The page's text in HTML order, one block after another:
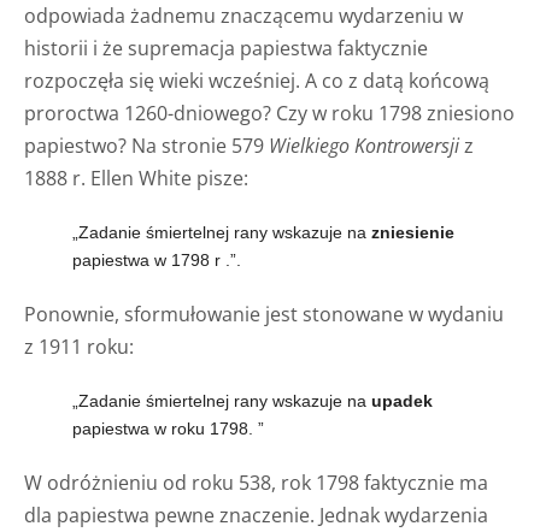
odpowiada żadnemu znaczącemu wydarzeniu w
historii i że supremacja papiestwa faktycznie
rozpoczęła się wieki wcześniej. A co z datą końcową
proroctwa 1260-dniowego? Czy w roku 1798 zniesiono
papiestwo? Na stronie 579 Wielkiego Kontrowersjiz
1888 r. Ellen White pisze:
„Zadanie śmiertelnej rany wskazuje na zniesienie
papiestwa w 1798 r .”.
Ponownie, sformułowanie jest stonowane w wydaniu
z 1911 roku:
„Zadanie śmiertelnej rany wskazuje na upadek
papiestwa w roku 1798. ”
W odróżnieniu od roku 538, rok 1798 faktycznie ma
dla papiestwa pewne znaczenie. Jednak wydarzenia